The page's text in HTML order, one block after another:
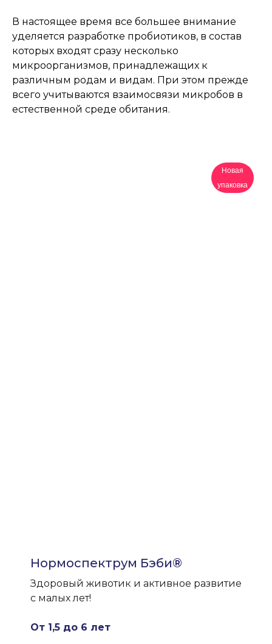
В настоящее время все большее внимание
уделяется разработке пробиотиков, в состав
которых входят сразу несколько
микроорганизмов, принадлежащих к
различным родам и видам. При этом прежде
всего учитываются взаимосвязи микробов в
естественной среде обитания.
Новая
упаковка
Нормоспектрум Бэби®
Здоровый животик и активное развитие
с малых лет!
От 1,5 до 6 лет